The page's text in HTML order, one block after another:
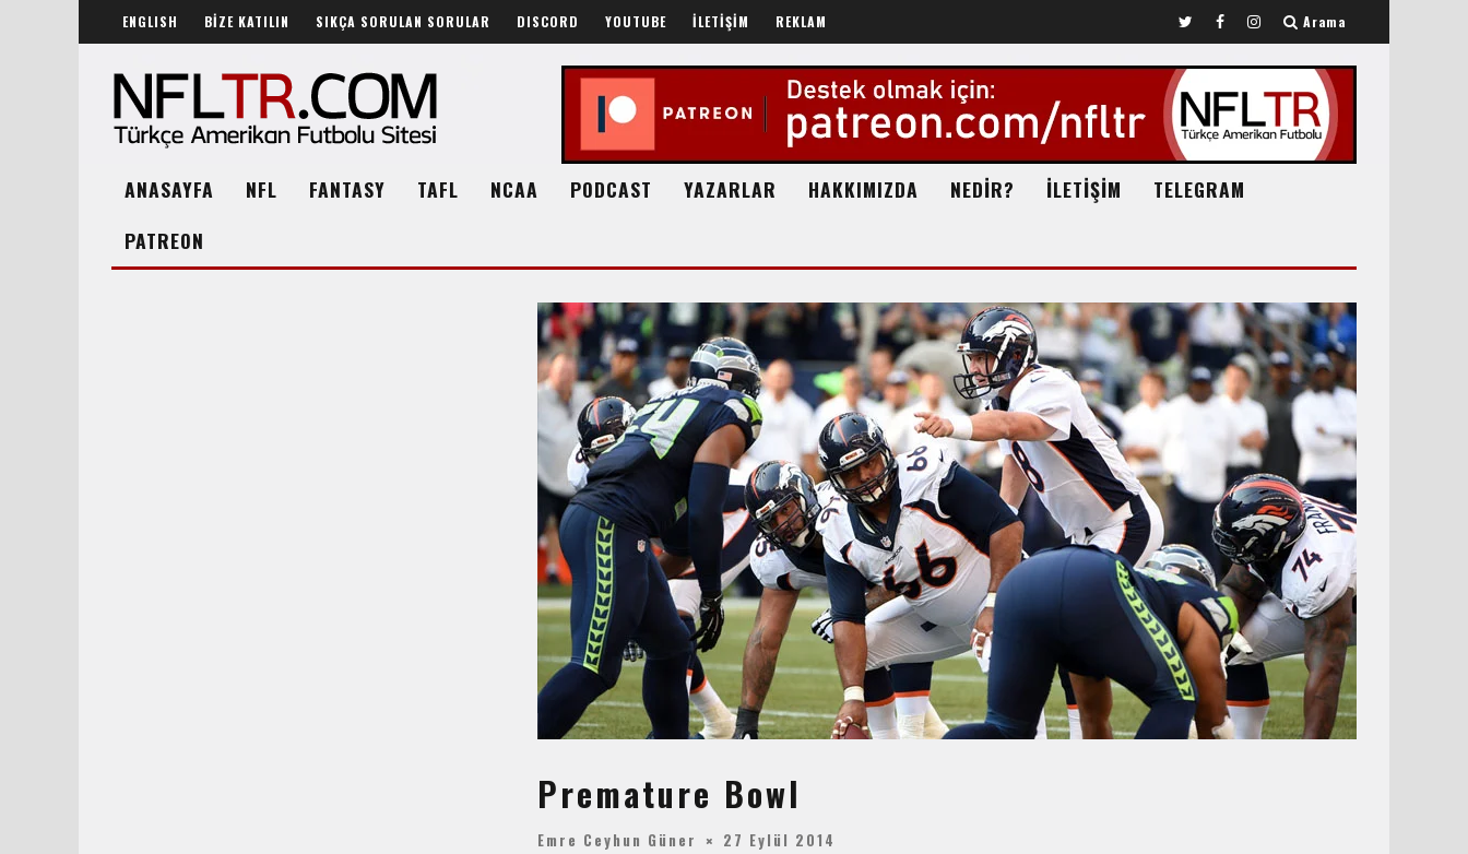
ENGLISH BİZE KATILIN SIKÇA SORULAN SORULAR DISCORD YOUTUBE İLETİŞİM REKLAM Arama
ANASAYFA NFL FANTASY TAFL NCAA PODCAST YAZARLAR HAKKIMIZDA NEDİR? İLETİŞİM
TELEGRAM
PATREON
Premature Bowl
Emre Ceyhun Güner 27 Eylül 2014